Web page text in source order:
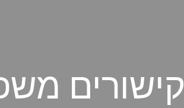
קישורים